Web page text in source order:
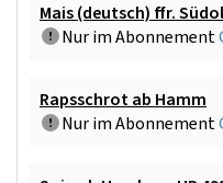
Mais (deutsch) ffr.
Nur im Abonnement
Rapsschrot ab Hamm
Nur im Abonnement